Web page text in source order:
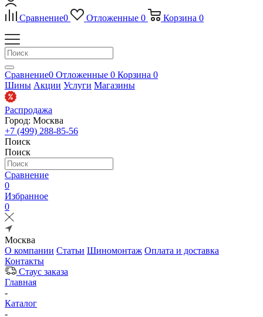
Сравнение0 Отложенные 0 Корзина 0
Сравнение0 Отложенные 0 Корзина 0
Шины Акции Услуги Магазины
Распродажа
Город: Москва
+7 (499) 288-85-56
Поиск
Поиск
Сравнение
0
Избранное
0
Москва
О компании Статьи Шиномонтаж Оплата и доставка
Контакты
Стаус заказа
Главная
-
Каталог
-